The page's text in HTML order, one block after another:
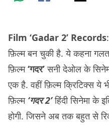
Film ‘Gadar 2’ Records:
फ़िल्म बन चुकी है. ये कहना गलत
फ़िल्म‘गदर’सनी देओल के
एक है. वहीं फ़िल्म क्रिटिक्स ये
फ़िल्म ‘गदर 2’हिंदी सिनेमा के
होगी. जिसने अब तक बहुत से